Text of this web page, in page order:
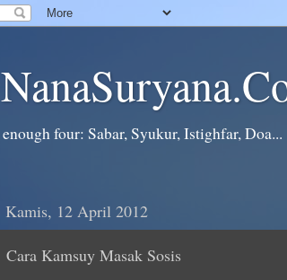
enough four: Sabar, Syukur, Istighfar, Doa...
Kamis, 12 April 2012
Cara Kamsuy Masak Sosis